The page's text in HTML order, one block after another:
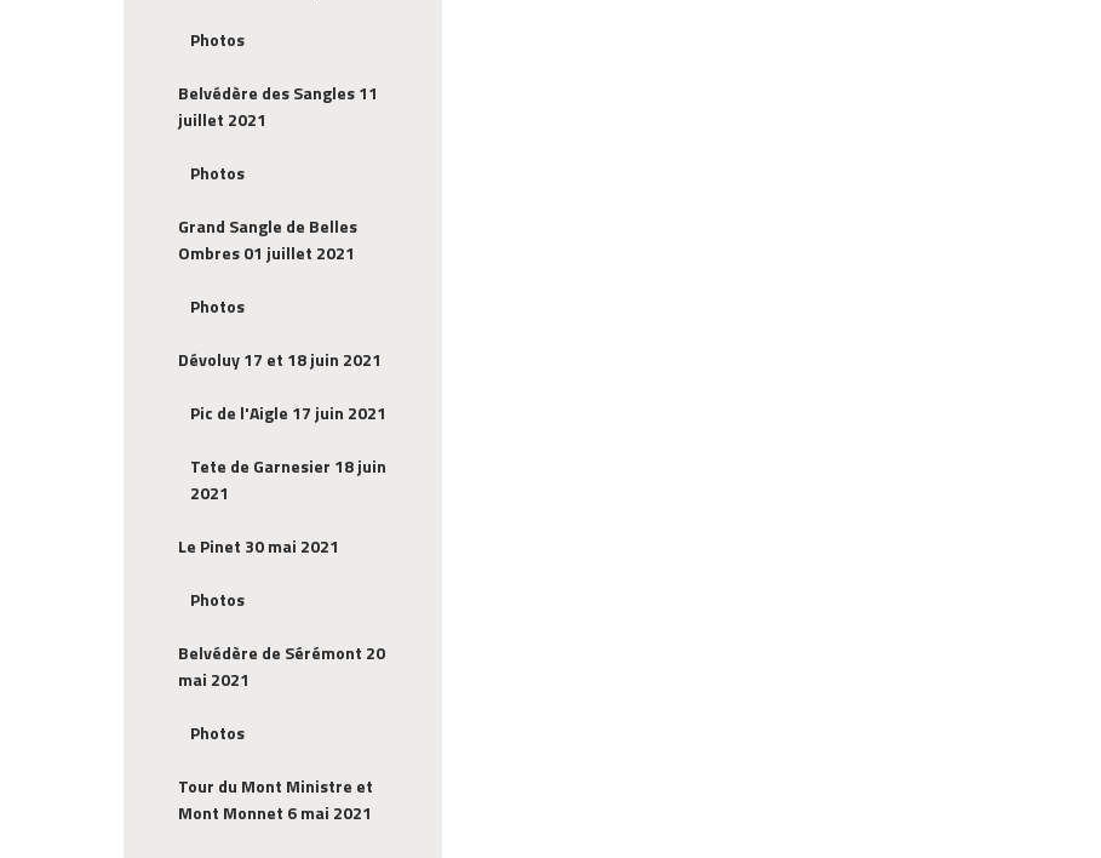
Photos
Belvédère des Sangles 11
juillet 2021
Photos
Grand Sangle de Belles
Ombres 01 juillet 2021
Photos
Dévoluy 17 et 18 juin 2021
Pic de l'Aigle 17 juin 2021
Tete de Garnesier 18 juin
2021
Le Pinet 30 mai 2021
Photos
Belvédère de Sérémont 20
mai 2021
Photos
Tour du Mont Ministre et
Mont Monnet 6 mai 2021